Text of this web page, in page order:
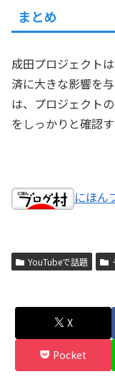
まとめ
成田プロジェクト
済に大きな影響を
は、プロジェクト
をしっかりと確認
にほん
YouTubeで話題
X
Pocket